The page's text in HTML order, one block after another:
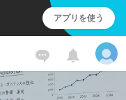
アプリを使う